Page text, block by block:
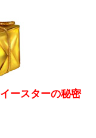
イースターの秘密